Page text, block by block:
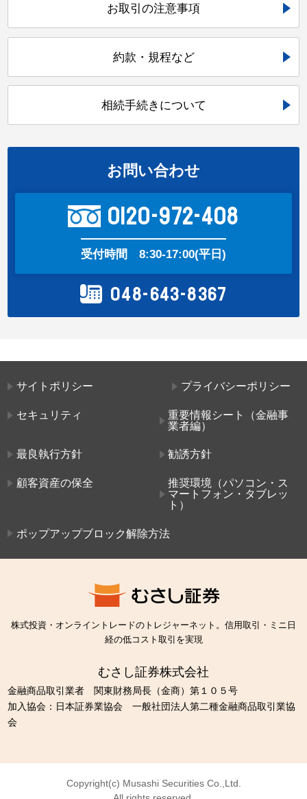
お取引の注意事項
約款・規程など
相続手続きについて
お問い合わせ
0120-972-408
受付時間 8:30-17:00(平日)
048-643-8367
サイトポリシー プライバシーポリシー
セキュリティ
重要情報シート（金融事
業者編）
最良執行方針 勧誘方針
顧客資産の保全
推奨環境（パソコン・ス
マートフォン・タブレッ
ト）
ポップアップブロック解除方法
株式投資・オンライントレードのトレジャーネット。信用取引・ミニ日
経の低コスト取引を実現
むさし証券株式会社
金融商品取引業者 関東財務局長（金商）第１０５号
加入協会：日本証券業協会 一般社団法人第二種金融商品取引業協
会
Copyright(c) Musashi Securities Co.,Ltd.